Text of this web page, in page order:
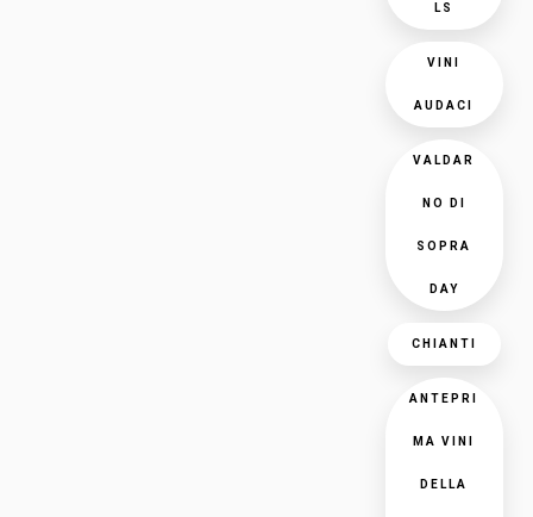
LS
VINI
AUDACI
VALDAR
NO DI
SOPRA
DAY
CHIANTI
ANTEPRI
MA VINI
DELLA